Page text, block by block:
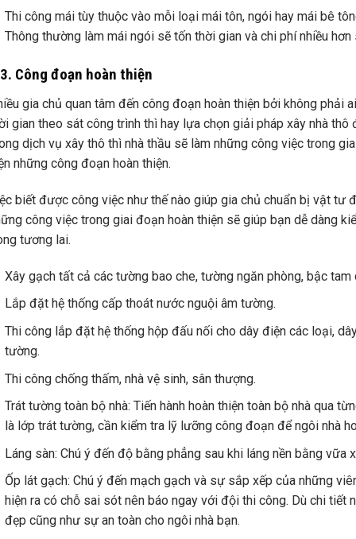
Thi công mái tùy thuộc vào mỗi loại mái tôn, ngói hay mái bê
Thông thường làm mái ngói sẽ tốn thời gian và chi phí nhiều
Công đoạn hoàn thiện
gia chủ quan tâm đến công đoạn hoàn thiện bởi không phải
gian theo sát công trình thì hay lựa chọn giải pháp xây nhà
dịch vụ xây thô thì nhà thầu sẽ làm những công việc trong
những công đoạn hoàn thiện.
biết được công việc như thế nào giúp gia chủ chuẩn bị vật tư
công việc trong giai đoạn hoàn thiện sẽ giúp bạn dễ dàng
tương lai.
Xây gạch tất cả các tường bao che, tường ngăn phòng, bậc
Lắp đặt hệ thống cấp thoát nước nguội âm tường.
Thi công lắp đặt hệ thống hộp đấu nối cho dây điện các loại,
tường.
Thi công chống thấm, nhà vệ sinh, sân thượng.
Trát tường toàn bộ nhà: Tiến hành hoàn thiện toàn bộ nhà qua
là lớp trát tường, cần kiểm tra lỹ lưỡng công đoạn để ngôi nhà
Láng sàn: Chú ý đến độ bằng phẳng sau khi láng nền bằng vữa
Ốp lát gạch: Chú ý đến mạch gạch và sự sắp xếp của những
hiện ra có chỗ sai sót nên báo ngay với đội thi công. Dù chi tiết
đẹp cũng như sự an toàn cho ngôi nhà bạn.